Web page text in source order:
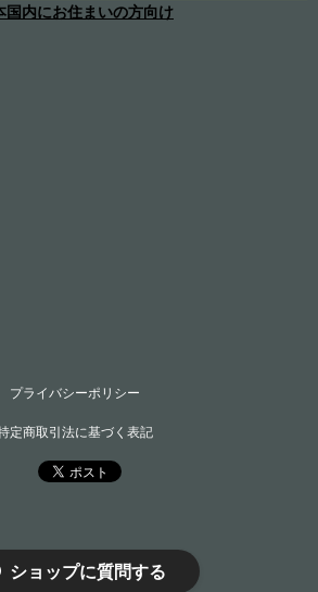
国内にお住まいの方向け
プライバシーポリシー
定商取引法に基づく表記
ショップに質問する